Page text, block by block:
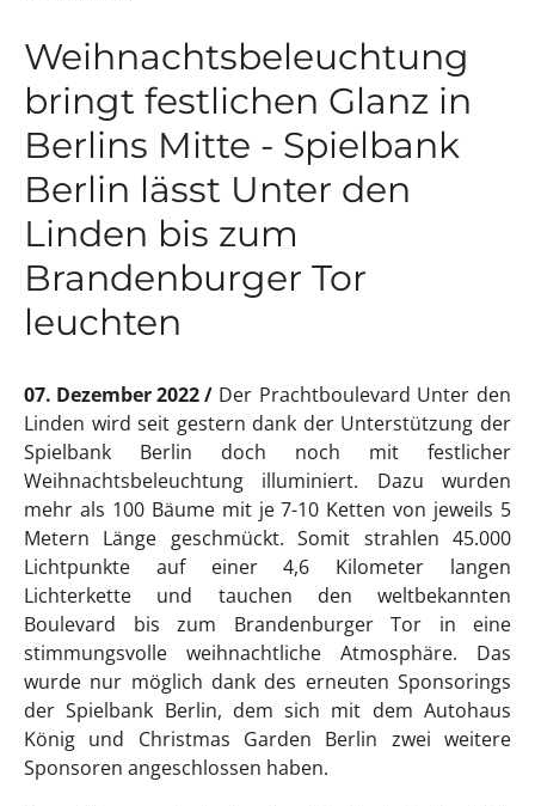
Weihnachtsbeleuchtung
bringt festlichen Glanz in
Berlins Mitte - Spielbank
Berlin lässt Unter den
Linden bis zum
Brandenburger Tor
leuchten
07. Dezember 2022
Der Prachtboulevard Unter den
Linden wird seit gestern dank der Unterstützung der
Spielbank Berlin doch noch mit festlicher
Weihnachtsbeleuchtung illuminiert. Dazu wurden
mehr als 100 Bäume mit je 7-10 Ketten von jeweils 5
Metern Länge geschmückt. Somit strahlen 45.000
Lichtpunkte auf einer 4,6 Kilometer langen
Lichterkette und tauchen den weltbekannten
Boulevard bis zum Brandenburger Tor in eine
stimmungsvolle weihnachtliche Atmosphäre. Das
wurde nur möglich dank des erneuten Sponsorings
der Spielbank Berlin, dem sich mit dem Autohaus
König und Christmas Garden Berlin zwei weitere
Sponsoren angeschlossen haben.